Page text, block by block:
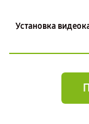
Установка